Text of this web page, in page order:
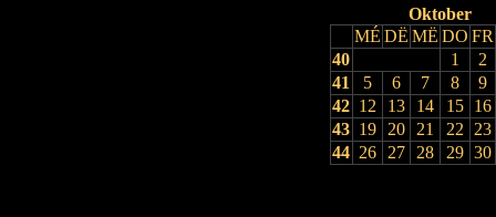
Oktober
MÉ DË MË DO FR
40
1
2
41
5 6 7 8
9
42 12 13 14 15
16
43 19 20 21 22
23
44 26 27 28 29 30